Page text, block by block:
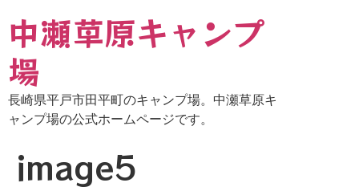
中瀬草原キャンプ
場
長崎県平戸市田平町のキャンプ場。中瀬草原キ
ャンプ場の公式ホームページです。
image5